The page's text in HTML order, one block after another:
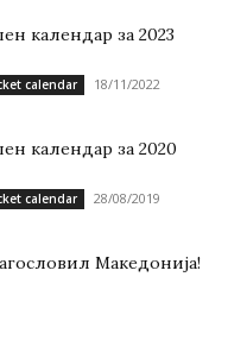
календар за 2023
calendar 18/11/2022
календар за 2020
calendar 28/08/2019
Македонија!